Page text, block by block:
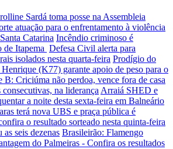
Sardá toma posse na Assembleia
atuação para o enfrentamento à violência
Catarina Incêndio criminoso é
de Itapema Defesa Civil alerta para
isolados nesta quarta-feira Prodígio do
(K77) garante apoio de peso para o
B: Criciúma não perdoa, vence fora de casa
na liderança Arraiá SHED e
a noite desta sexta-feira em Balneário
terá nova UBS e praça pública é
o resultado sorteado nesta quinta-feira
seis dezenas Brasileirão: Flamengo
do Palmeiras - Confira os resultados